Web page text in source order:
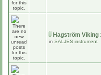
Hagström Viking
in SÄLJES instrument